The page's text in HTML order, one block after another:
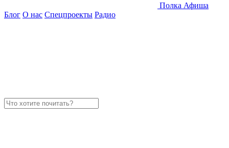
Полка Афиша
Блог О нас Спецпроекты Радио